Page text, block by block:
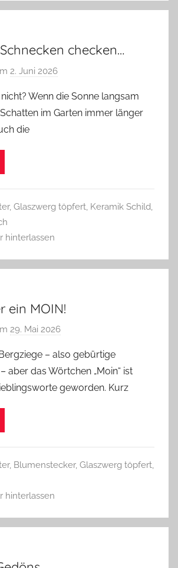
checken…
2. Juni 2026
n
G
e
Wenn die Sonne langsam
im Garten immer länger
die
, Glaszwerg töpfert, Keramik Schild,
hinterlassen
ein MOIN!
29. Mai 2026
n
G
l
e
– also gebürtige
aber das Wörtchen „Moin“ ist
geworden. Kurz
, Blumenstecker, Glaszwerg töpfert,
hinterlassen